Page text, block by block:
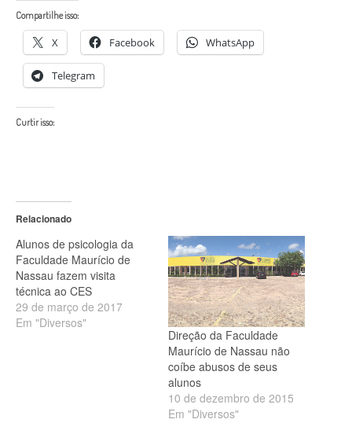
Compartilhe isso:
X Facebook WhatsApp
Telegram
Curtir isso:
Relacionado
Alunos de psicologia da
Faculdade Maurício de
Nassau fazem visita
técnica ao CES
29 de março de 2017
Em "Diversos"
Direção da Faculdade
Maurício de Nassau não
coíbe abusos de seus
alunos
10 de dezembro de 2015
Em "Diversos"